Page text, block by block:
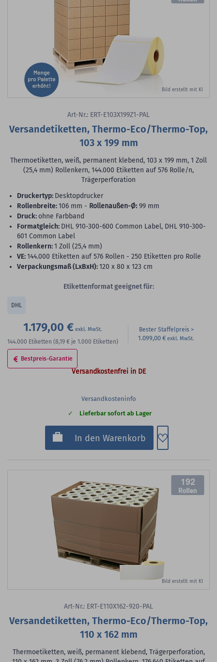
Bild erstellt mit KI
Art-Nr.: ERT-E103X199Z1-PAL
Versandetiketten, Thermo-Eco/Thermo-Top,
103 x 199 mm
Thermoetiketten, weiß, permanent klebend, 103 x 199 mm, 1 Zoll
(25,4 mm) Rollenkern, 144.000 Etiketten auf 576 Rolle/n,
Trägerperforation
Druckertyp: Desktopdrucker
Rollenbreite:106 mm - Rollenaußen-Ø: 99 mm
Druck: ohne Farbband
Formatgleich: DHL 910-300-600 Common Label, DHL 910-300-
601 Common Label
Rollenkern:1 Zoll (25,4 mm)
VE:144.000 Etiketten auf 576 Rollen - 250 Etiketten pro Rolle
Verpackungsmaß (LxBxH):120 x 80 x 123 cm
Etikettenformat geeignet für:
DHL
1.179,00 €
144.000 Etiketten (8,19 € je 1.000 Etiketten)
Bester Staffelpreis
1.099,00 €
Bestpreis-Garantie
Versandkostenfrei in DE
Versandkosteninfo
Lieferbar sofort ab Lager
In den Warenkorb Zum
Bild erstellt mit KI
192
Art-Nr.: ERT-E110X162-920-PAL
Versandetiketten, Thermo-Eco/Thermo-Top,
110 x 162 mm
Thermoetiketten, weiß, permanent klebend, Trägerperforation,